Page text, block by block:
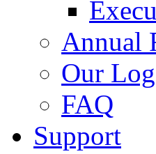
Annual
Our
FAQ
Support